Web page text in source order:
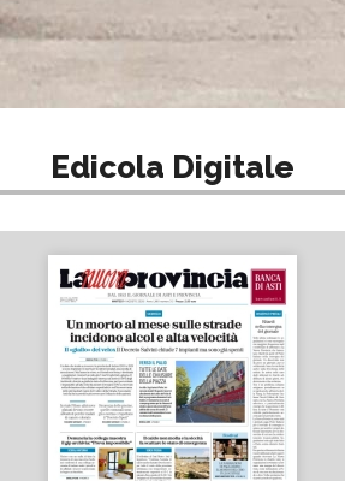
Edicola Digitale